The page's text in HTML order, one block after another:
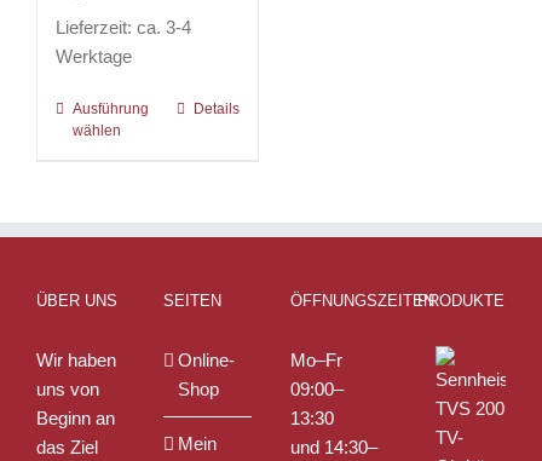
Lieferzeit: ca. 3-4
Werktage
Ausführung
wählen
Dieses
auf
Details
ÜBER UNS
Wir haben
uns von
Beginn an
das Ziel
SEITEN
Online-
Shop
Mein
ÖFFNUNGSZEITEN
Mo–Fr
09:00–
13:30
und 14:30–
PRODUKTE